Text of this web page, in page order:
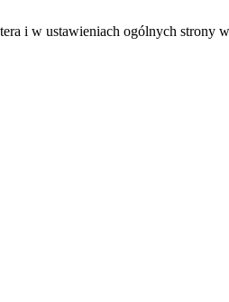
i w ustawieniach ogólnych strony